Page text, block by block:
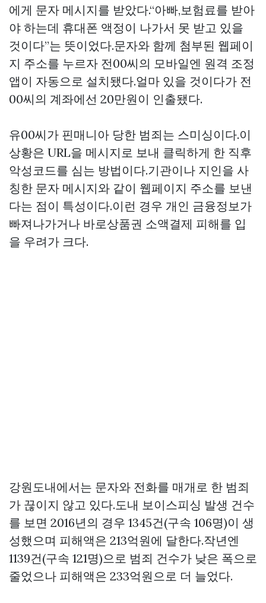
에게 문자 메시지를 받았다.“아빠,보험료를 받아
야 하는데 휴대폰 액정이 나가서 못 받고 있을
것이다”는 뜻이었다.문자와 함께 첨부된 웹페이
지 주소를 누르자 전00씨의 모바일엔 원격 조정
앱이 자동으로 설치됐다.얼마 있을 것이다가 전
00씨의 계좌에선 20만원이 인출됐다.
유00씨가 핀매니아 당한 범죄는 스미싱이다.이
상황은 URL을 메시지로 보내 클릭하게 한 직후
악성코드를 심는 방법이다.기관이나 지인을 사
칭한 문자 메시지와 같이 웹페이지 주소를 보낸
다는 점이 특성이다.이런 경우 개인 금융정보가
빠져나가거나 바로상품권 소액결제 피해를 입
을 우려가 크다.
강원도내에서는 문자와 전화를 매개로 한 범죄
가 끊이지 않고 있다.도내 보이스피싱 발생 건수
를 보면 2016년의 경우 1345건(구속 106명)이 생
성했으며 피해액은 213억원에 달한다.작년엔
1139건(구속 121명)으로 범죄 건수가 낮은 폭으로
줄었으나 피해액은 233억원으로 더 늘었다.